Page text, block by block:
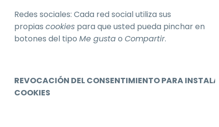
Redes sociales: Cada red social utiliza sus
propias cookies para que usted pueda pinchar en
botones del tipo Me gustao Compartir.
REVOCACIÓN DEL CONSENTIMIENTO PARA
COOKIES